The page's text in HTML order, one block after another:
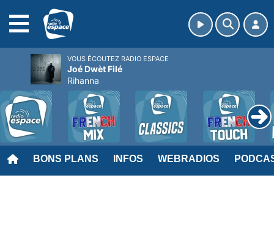
BONS PLANS INFOS WEBRADIOS
VOUS ÉCOUTEZ RADIO ESPACE
Joé Dwèt Filé
Rihanna